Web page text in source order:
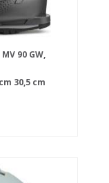
90 GW,
30,5 cm